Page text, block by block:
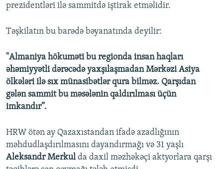
prezidentləri ilə sammitdə iştirak etməlidir.
Təşkilatın bu barədə bəyanatında deyilir:
"Almaniya hökuməti bu regionda insan haqları
əhəmiyyətli dərəcədə yaxşılaşmadan Mərkəzi Asiya
ölkələri ilə sıx münasibətlər qura bilməz. Qarşıdan
gələn sammit bu məsələnin qaldırılması üçün
imkandır”.
HRW ötən ay Qazaxıstandan ifadə azadlığının
məhdudlaşdırılmasını dayandırmağı və 31 yaşlı
Aleksandr Merkulda daxil məzhəkəçi aktyorlara qarşı